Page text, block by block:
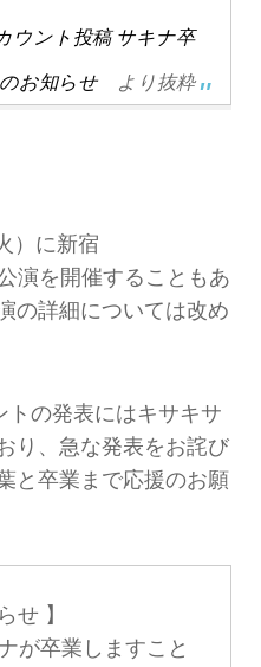
ウント投稿 サキナ卒
お知らせより抜粋
）に新宿
演を開催することもあ
の詳細については改め
トの発表にはキサキサ
り、急な発表をお詫び
と卒業まで応援のお願
せ 】
が卒業しますこと